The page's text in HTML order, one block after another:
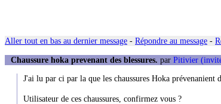
Aller tout en bas au dernier message - Répondre au message -
Chaussure hoka prevenant des blessures. par Pitivier
J'ai lu par ci par la que les chaussures Hoka prévenanient
Utilisateur de ces chaussures, confirmez vous ?